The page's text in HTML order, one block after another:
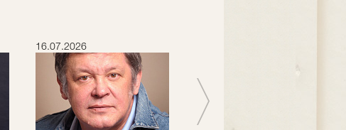
16.07.2026